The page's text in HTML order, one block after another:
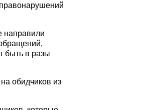
направили
быть в разы
обидчиков из